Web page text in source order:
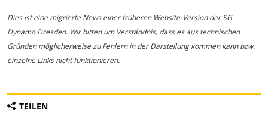
Dies ist eine migrierte News einer früheren Website-Version der SG
Dynamo Dresden. Wir bitten um Verständnis, dass es aus technischen
Gründen möglicherweise zu Fehlern in der Darstellung kommen kann bzw.
einzelne Links nicht funktionieren.
TEILEN